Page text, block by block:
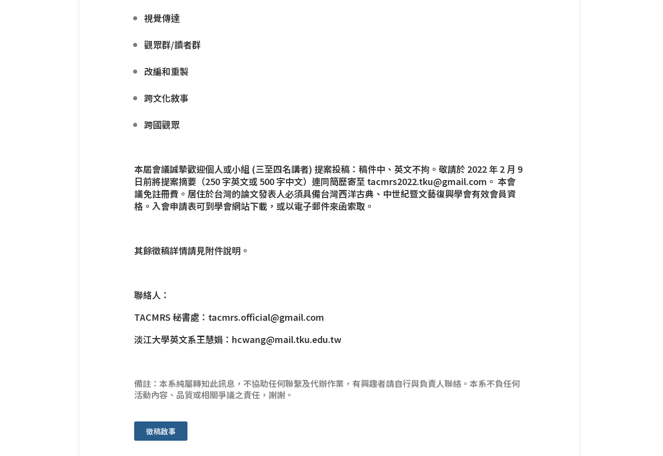
視覺傳達
觀眾群/讀者群
改編和重製
跨文化敘事
跨國觀眾
本屆會議誠摯歡迎個人或小組 (三至四名講者) 提案投稿：稿件中、英文不拘。敬請於 2022 年 2 月 9
日前將提案摘要（250 字英文或 500 字中文）連同簡歷寄至 tacmrs2022.tku@gmail.com。 本會
議免註冊費。居住於台灣的論文發表人必須具備台灣西洋古典、中世紀暨文藝復興學會有效會員資
格。入會申請表可到學會網站下載，或以電子郵件來函索取。
其餘徵稿詳情請見附件說明。
聯絡人：
TACMRS 秘書處：tacmrs.official@gmail.com
淡江大學英文系王慧娟：hcwang@mail.tku.edu.tw
備註：本系純屬轉知此訊息，不協助任何聯繫及代辦作業，有興趣者請自行與負責人聯絡。本系不負任何
活動內容、品質或相關爭議之責任，謝謝。
徵稿啟事